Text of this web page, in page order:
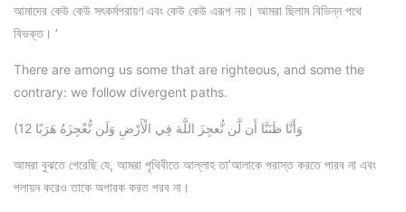
আমাদের কেউ কেউ সৎকর্মপরায়ণ এবং কেউ কেউ এরূপ নয়। আমরা ছিলাম বিভিন্ন পথে
বিভক্ত। ‘
There are among us some that are righteous, and some the
contrary: we follow divergent paths.
(12 وَأَنَّا ظَنَنَّا أَن لَّن نُّعجِزَ اللَّهَ فِي الْأَرْضِ وَلَن نُّعْجِزَهُ هَرَبًا
আমরা বুঝতে পেরেছি যে, আমরা পৃথিবীতে আল্লাহ তা’আলাকে পরাস্ত করতে পারব না এবং
পলায়ন করেও তাকে অপারক করত পরব না।